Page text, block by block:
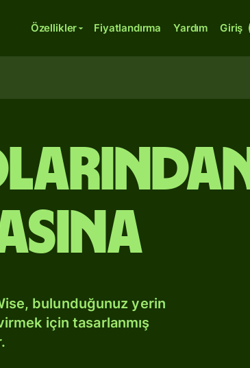
Özellikler Fiyatlandırma Yardım Giriş
bulunduğunuz yerin
için tasarlanmış